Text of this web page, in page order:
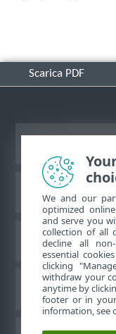
Scarica PDF
We and our
optimized
and serve you
collection of all
decline all
essential
clicking
withdraw your
anytime by
footer or in
information, see